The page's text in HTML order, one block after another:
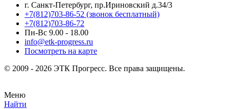
г. Санкт-Петербург, пр.Ириновский д.34/3
+7(812)703-86-52 (звонок бесплатный)
+7(812)703-86-72
Пн-Вс 9.00 - 18.00
info@etk-progress.ru
Посмотреть на карте
© 2009 - 2026 ЭТК Прогресс. Все права защищены.
Меню
Найти